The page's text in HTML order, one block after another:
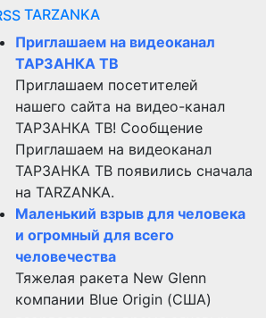
TARZANKA
Приглашаем на видеоканал
ТАРЗАНКА ТВ
Приглашаем посетителей
нашего сайта на видео-канал
ТАРЗАНКА ТВ! Сообщение
Приглашаем на видеоканал
ТАРЗАНКА ТВ появились сначала
на TARZANKA.
Маленький взрыв для человека
и огромный для всего
человечества
Тяжелая ракета New Glenn
компании Blue Origin (США)